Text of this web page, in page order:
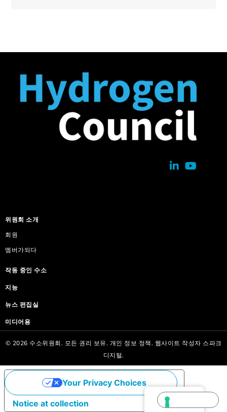
위원회 소개
회원
멤버가되다
작동 중인 수소
지능
뉴스 편집실
미디어용
© 2026 수소위원회. 모든 권리 보유. 개인 정보 정책. 웹사이트 작성자 스파크
디지털.
Korean
Notice at collection
Your Privacy Choices